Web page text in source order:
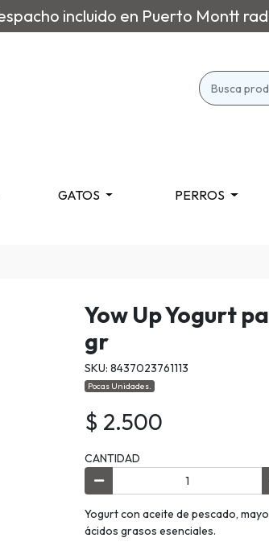
incluido en Puerto Montt
GATOS PERROS
Yow Up Yogurt
gr
SKU: 8437023761113
Pocas Unidades.
$ 2.500
CANTIDAD
Yogurt con aceite de pescado,
ácidos grasos esenciales.